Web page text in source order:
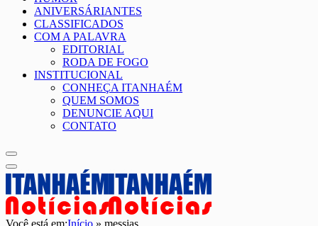
ANIVERSÁRIANTES
CLASSIFICADOS
COM A PALAVRA
EDITORIAL
RODA DE FOGO
INSTITUCIONAL
CONHEÇA ITANHAÉM
QUEM SOMOS
DENUNCIE AQUI
CONTATO
Você está em:Início » messias